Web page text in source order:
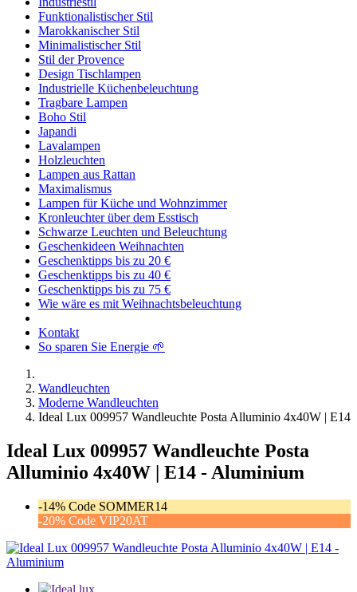
Funktionalistischer Stil
Marokkanischer Stil
Minimalistischer Stil
Stil der Provence
Design Tischlampen
Industrielle Küchenbeleuchtung
Tragbare Lampen
Boho Stil
Japandi
Lavalampen
Holzleuchten
Lampen aus Rattan
Maximalismus
Lampen für Küche und Wohnzimmer
Kronleuchter über dem Esstisch
Schwarze Leuchten und Beleuchtung
Geschenkideen Weihnachten
Geschenktipps bis zu 20 €
Geschenktipps bis zu 40 €
Geschenktipps bis zu 75 €
Wie wäre es mit Weihnachtsbeleuchtung
Kontakt
So sparen Sie Energie 🌱
Wandleuchten
Moderne Wandleuchten
Ideal Lux 009957 Wandleuchte Posta Alluminio 4x40W | E14
Ideal Lux 009957 Wandleuchte Posta
Alluminio 4x40W | E14 - Aluminium
-14% Code SOMMER14
-20% Code VIP20AT